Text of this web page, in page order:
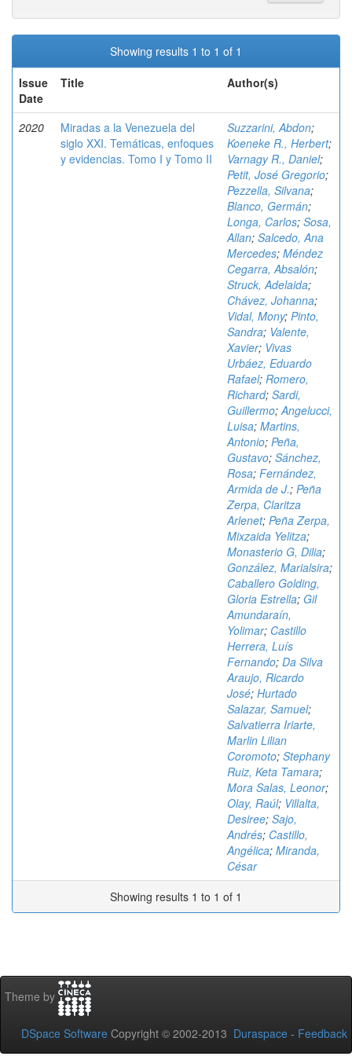
Showing results 1 to 1 of 1
Issue
Date
Title Author(s)
2020
Miradas a la Venezuela del
siglo XXI. Temáticas, enfoques
y evidencias. Tomo I y Tomo II
Suzzarini, Abdon;
Koeneke R., Herbert;
Varnagy R., Daniel;
Petit, José Gregorio;
Pezzella, Silvana;
Blanco, Germán;
Longa, Carlos; Sosa,
Allan; Salcedo, Ana
Mercedes; Méndez
Cegarra, Absalón;
Struck, Adelaida;
Chávez, Johanna;
Vidal, Mony; Pinto,
Sandra; Valente,
Xavier; Vivas
Urbáez, Eduardo
Rafael; Romero,
Richard; Sardi,
Guillermo;Angelucci,
Luisa; Martins,
Antonio; Peña,
Gustavo; Sánchez,
Rosa; Fernández,
Armida de J.; Peña
Zerpa, Claritza
Arlenet; Peña Zerpa,
Mixzaida Yelitza;
Monasterio G, Dilia;
González, Marialsira;
Caballero Golding,
Gloria Estrella; Gil
Amundaraín,
Yolimar; Castillo
Herrera, Luís
Fernando; Da Silva
Araujo, Ricardo
José; Hurtado
Salazar, Samuel;
Salvatierra Iriarte,
Marlin Lilian
Coromoto; Stephany
Ruiz, Keta Tamara;
Mora Salas, Leonor;
Olay, Raúl; Villalta,
Desiree; Sajo,
Andrés; Castillo,
Angélica; Miranda,
César
Showing results 1 to 1 of 1
Theme by
DSpace Software Copyright © 2002-2013 Duraspace - Feedback